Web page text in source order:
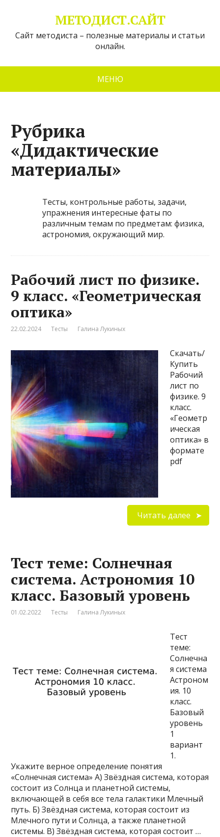
МЕТОДИСТ.САЙТ
Сайт методиста – полезные материалы и статьи
онлайн.
МЕНЮ
Рубрика
«Дидактические
материалы»
Тесты, контрольные работы, задачи,
упражнения интересные фаты по
различным темам по предметам: физика,
астрономия, окружающий мир.
Рабочий лист по физике.
9 класс. «Геометрическая
оптика»
22.02.2024 Тесты Галина Лукиных
Скачать/
Купить
Рабочий
лист по
физике. 9
класс.
«Геометр
ическая
оптика» в
формате
pdf
Читать далее
Тест теме: Солнечная
система. Астрономия 10
класс. Базовый уровень
01.02.2022 Тесты Галина Лукиных
Тест
теме:
Солнечна
я система
Астроном
ия. 10
класс.
Базовый
уровень
1
вариант
1.
Укажите верное определение понятия
«Солнечная система» А) Звёздная система, которая
состоит из Солнца и планетной системы,
включающей в себя все тела галактики Млечный
путь. Б) Звёздная система, которая состоит из
Млечного пути и Солнца, а также планетной
системы. В) Звёздная система, которая состоит …